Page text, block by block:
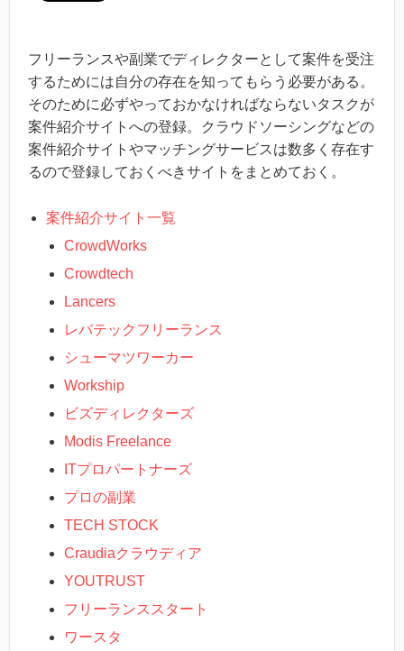
フリーランスや副業でディレクターとして案件を受注
するためには自分の存在を知ってもらう必要がある。
そのために必ずやっておかなければならないタスクが
案件紹介サイトへの登録。クラウドソーシングなどの
案件紹介サイトやマッチングサービスは数多く存在す
るので登録しておくべきサイトをまとめておく。
案件紹介サイト一覧
CrowdWorks
Crowdtech
Lancers
レバテックフリーランス
シューマツワーカー
Workship
ビズディレクターズ
Modis Freelance
ITプロパートナーズ
プロの副業
TECH STOCK
Craudiaクラウディア
YOUTRUST
フリーランススタート
ワースタ